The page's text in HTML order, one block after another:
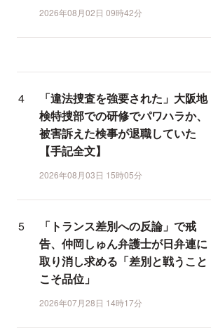
2026年08月02日 09時42分
「違法捜査を強要された」大阪地
検特捜部での研修でパワハラか、
被害訴えた検事が退職していた
【手記全文】
2026年08月03日 15時05分
「トランス差別への反論」で戒
告、仲岡しゅん弁護士が日弁連に
取り消し求める「差別と戦うこと
こそ品位」
2026年07月28日 14時17分